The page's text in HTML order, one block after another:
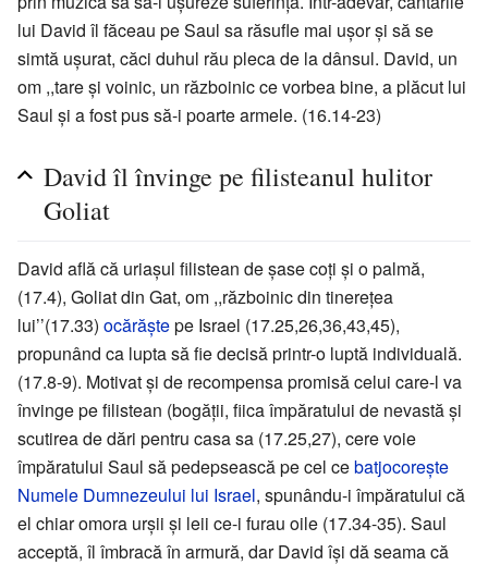
lui David îl făceau pe Saul sa răsufle mai uşor şi să se
simtă uşurat, căci duhul rău pleca de la dânsul. David, un
om ,,tare şi voinic, un războinic ce vorbea bine, a plăcut lui
Saul şi a fost pus să-i poarte armele. (16.14-23)
David îl învinge pe filisteanul hulitor
Goliat
David află că uriaşul filistean de şase coţi şi o palmă,
(17.4), Goliat din Gat, om ,,războinic din tinereţea
lui’’(17.33) ocărăştepe Israel (17.25,26,36,43,45),
propunând ca lupta să fie decisă printr-o luptă individuală.
(17.8-9). Motivat şi de recompensa promisă celui care-l va
învinge pe filistean (bogăţii, fiica împăratului de nevastă şi
scutirea de dări pentru casa sa (17.25,27), cere voie
împăratului Saul să pedepsească pe cel cebatjocoreşte
Numele Dumnezeului lui Israel, spunându-i împăratului că
el chiar omora urşii şi leii ce-i furau oile (17.34-35). Saul
acceptă, îl îmbracă în armură, dar David îşi dă seama că